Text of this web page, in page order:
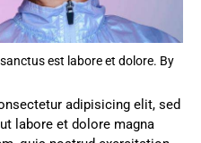
est labore et dolore. By
adipisicing elit, sed
labore et dolore magna